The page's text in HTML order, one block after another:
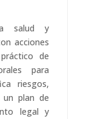
salud y
acciones
de
para
riesgos,
un plan de
legal y